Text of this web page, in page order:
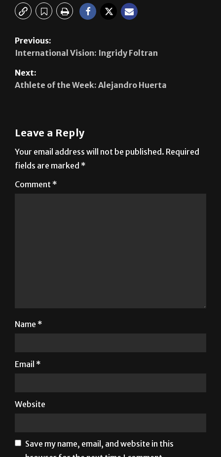
Previous:
International Vision: Ingridy Foltran
Next:
Athlete of the Week: Alejandro Huerta
Leave a Reply
Your email address will not be published. Required
fields are marked *
Comment *
Name *
Email *
Website
Save my name, email, and website in this